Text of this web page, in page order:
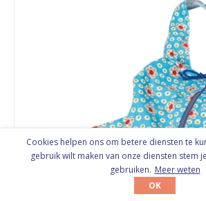
Cookies helpen ons om betere diensten te
gebruik wilt maken van onze diensten stem
gebruiken. Meer weten
OK